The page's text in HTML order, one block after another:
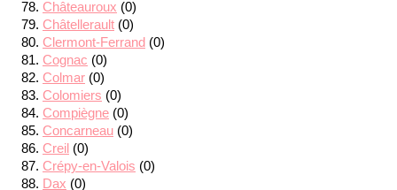
Châteauroux (0)
Châtellerault (0)
Clermont-Ferrand (0)
Cognac (0)
Colmar (0)
Colomiers (0)
Compiègne (0)
Concarneau (0)
Creil (0)
Crépy-en-Valois (0)
Dax (0)